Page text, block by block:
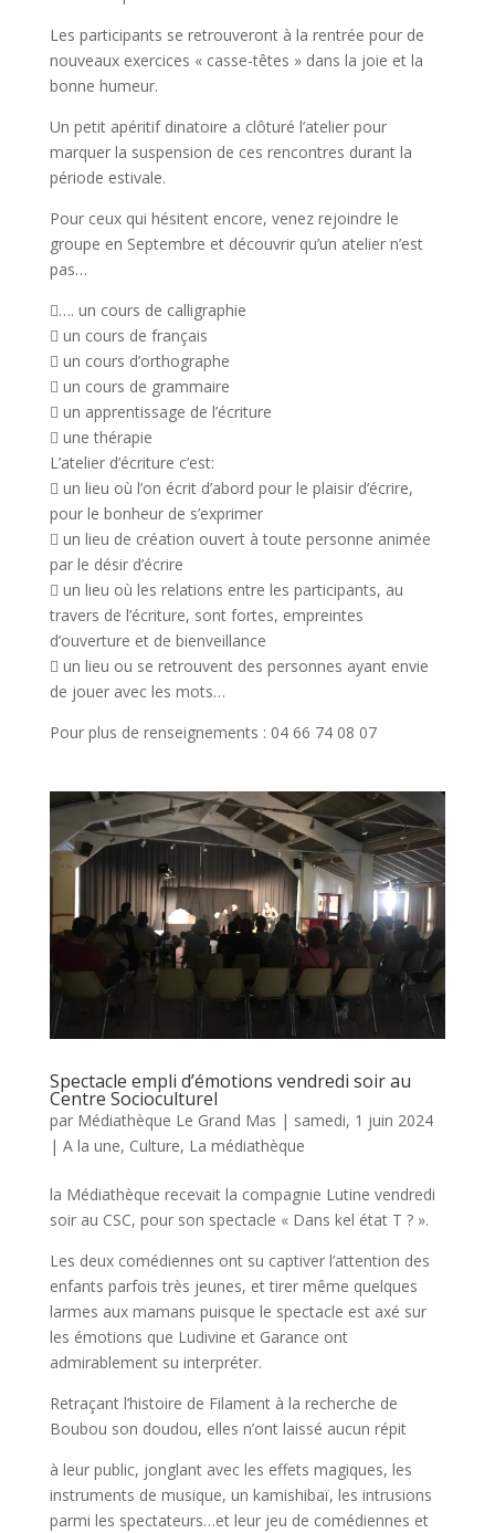
Les participants se retrouveront à la rentrée pour de
nouveaux exercices « casse-têtes » dans la joie et la
bonne humeur.
Un petit apéritif dinatoire a clôturé l’atelier pour
marquer la suspension de ces rencontres durant la
période estivale.
Pour ceux qui hésitent encore, venez rejoindre le
groupe en Septembre et découvrir qu’un atelier n’est
pas…
…. un cours de calligraphie
 un cours de français
 un cours d’orthographe
 un cours de grammaire
 un apprentissage de l’écriture
 une thérapie
L’atelier d’écriture c’est:
 un lieu où l’on écrit d’abord pour le plaisir d’écrire,
pour le bonheur de s’exprimer
 un lieu de création ouvert à toute personne animée
par le désir d’écrire
 un lieu où les relations entre les participants, au
travers de l’écriture, sont fortes, empreintes
d’ouverture et de bienveillance
 un lieu ou se retrouvent des personnes ayant envie
de jouer avec les mots…
Pour plus de renseignements : 04 66 74 08 07
Spectacle empli d’émotions vendredi soir au
Centre Socioculturel
par Médiathèque Le Grand Mas | samedi, 1 juin 2024
| A la une, Culture, La médiathèque
la Médiathèque recevait la compagnie Lutine vendredi
soir au CSC, pour son spectacle « Dans kel état T ? ».
Les deux comédiennes ont su captiver l’attention des
enfants parfois très jeunes, et tirer même quelques
larmes aux mamans puisque le spectacle est axé sur
les émotions que Ludivine et Garance ont
admirablement su interpréter.
Retraçant l’histoire de Filament à la recherche de
Boubou son doudou, elles n’ont laissé aucun répit
à leur public, jonglant avec les effets magiques, les
instruments de musique, un kamishibaï, les intrusions
parmi les spectateurs…et leur jeu de comédiennes et